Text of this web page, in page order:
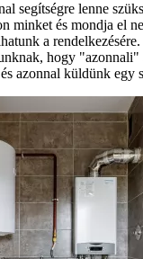
segítségre lenne
minket és mondja el
a rendelkezésére.
hogy "azonnali"
azonnal küldünk egy